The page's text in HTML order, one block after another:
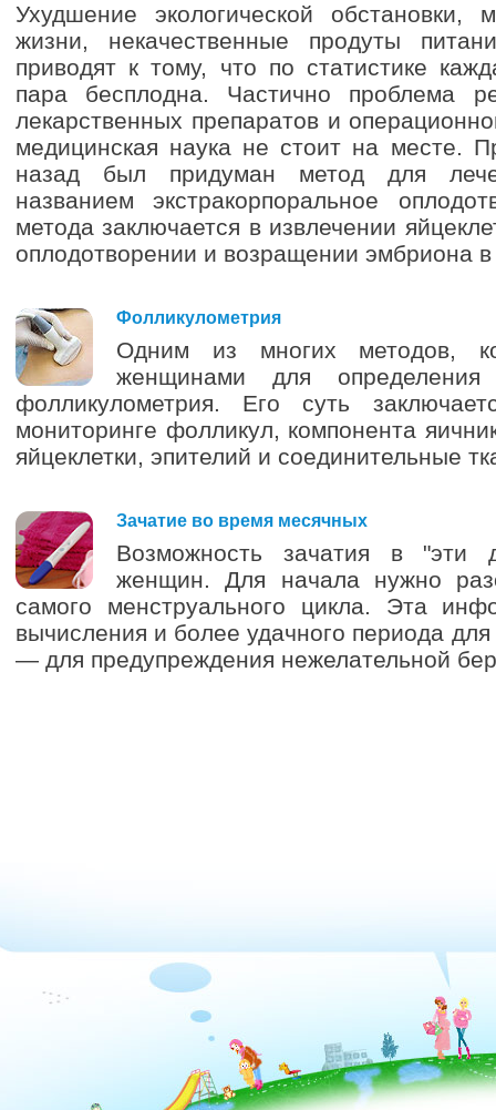
Ухудшение экологической обстановки,
жизни, некачественные продуты
приводят к тому, что по статистике
пара бесплодна. Частично проблема
лекарственных препаратов и
медицинская наука не стоит на месте.
назад был придуман метод для
названием экстракорпоральное
метода заключается в извлечении
оплодотворении и возращении эмбриона
Фолликулометрия
Одним из многих методов,
женщинами для определения
фолликулометрия. Его суть
мониторинге фолликул, компонента
яйцеклетки, эпителий и соединительные
Зачатие во время месячных
Возможность зачатия в "эти
женщин. Для начала нужно
самого менструального цикла. Эта
вычисления и более удачного периода
— для предупреждения нежелательной